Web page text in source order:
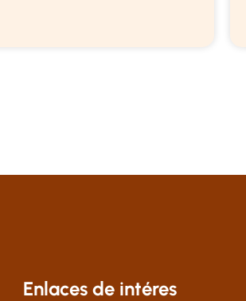
Enlaces de intéres